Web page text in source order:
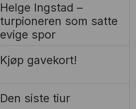
Helge Ingstad –
turpioneren som satte
evige spor
Kjøp gavekort!
Den siste tiur